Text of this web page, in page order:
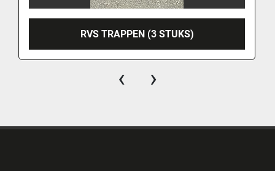
RVS TRAPPEN (3 STUKS)
‹ ›